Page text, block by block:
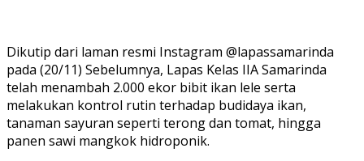
Dikutip dari laman resmi Instagram @lapassamarinda
pada (20/11) Sebelumnya, Lapas Kelas IIA Samarinda
telah menambah 2.000 ekor bibit ikan lele serta
melakukan kontrol rutin terhadap budidaya ikan,
tanaman sayuran seperti terong dan tomat, hingga
panen sawi mangkok hidroponik.